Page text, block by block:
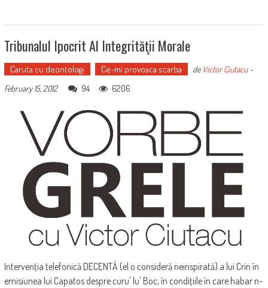
Tribunalul Ipocrit Al Integrităţii Morale
Caruta cu deontologi Ce-mi provoaca scarba de Victor Ciutacu-
February 15, 2012
94 6206
Intervenţia telefonică DECENTĂ (el o consideră neinspirată) a lui Crin în
emisiunea lui Capatos despre curu' lu' Boc, în condiţiile în care habar n-